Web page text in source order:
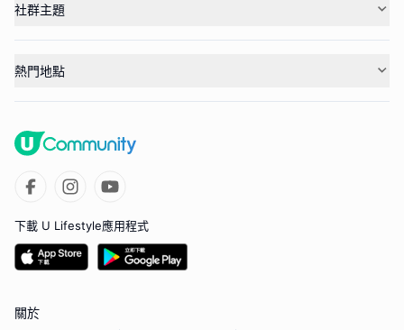
社群主題
熱門地點
下載 U Lifestyle應用程式
關於